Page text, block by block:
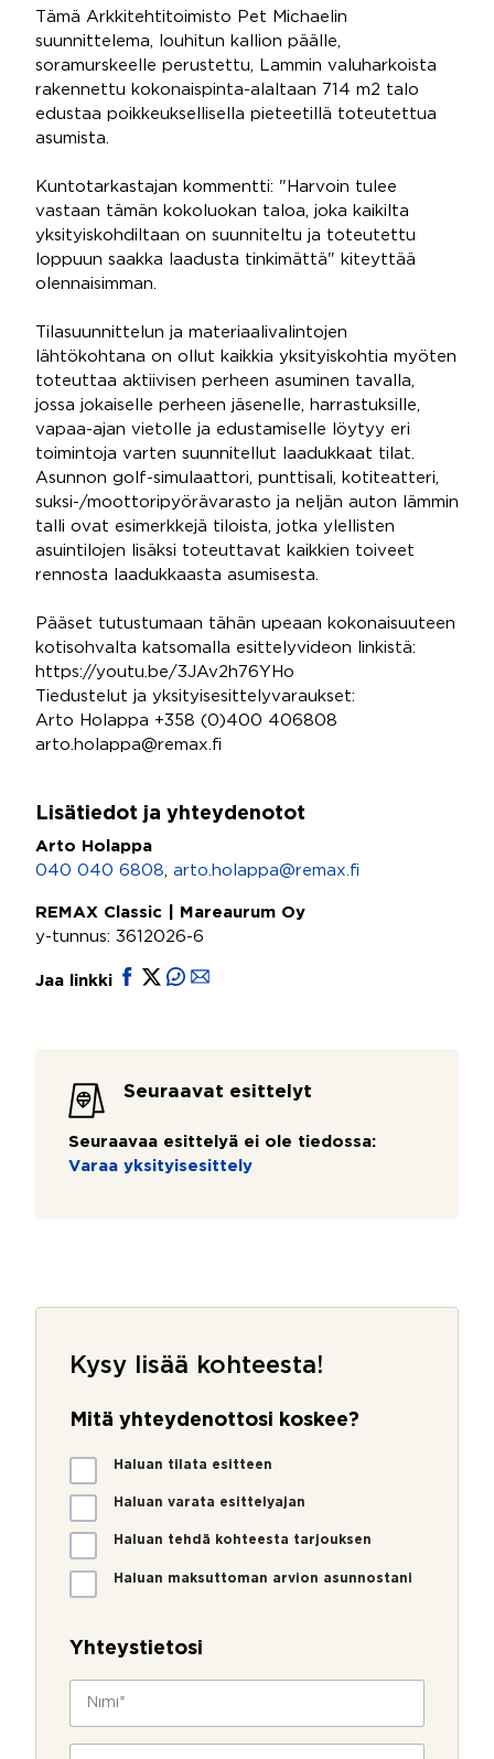
Tämä Arkkitehtitoimisto Pet Michaelin
suunnittelema, louhitun kallion päälle,
soramurskeelle perustettu, Lammin valuharkoista
rakennettu kokonaispinta-alaltaan 714 m2 talo
edustaa poikkeuksellisella pieteetillä toteutettua
asumista.
Kuntotarkastajan kommentti: "Harvoin tulee
vastaan tämän kokoluokan taloa, joka kaikilta
yksityiskohdiltaan on suunniteltu ja toteutettu
loppuun saakka laadusta tinkimättä" kiteyttää
olennaisimman.
Tilasuunnittelun ja materiaalivalintojen
lähtökohtana on ollut kaikkia yksityiskohtia myöten
toteuttaa aktiivisen perheen asuminen tavalla,
jossa jokaiselle perheen jäsenelle, harrastuksille,
vapaa-ajan vietolle ja edustamiselle löytyy eri
toimintoja varten suunnitellut laadukkaat tilat.
Asunnon golf-simulaattori, punttisali, kotiteatteri,
suksi-/moottoripyörävarasto ja neljän auton lämmin
talli ovat esimerkkejä tiloista, jotka ylellisten
asuintilojen lisäksi toteuttavat kaikkien toiveet
rennosta laadukkaasta asumisesta.
Pääset tutustumaan tähän upeaan kokonaisuuteen
kotisohvalta katsomalla esittelyvideon linkistä:
https://youtu.be/3JAv2h76YHo
Tiedustelut ja yksityisesittelyvaraukset:
Arto Holappa +358 (0)400 406808
arto.holappa@remax.fi
Lisätiedot ja yhteydenotot
Arto Holappa
040 040 6808
arto.holappa@remax.fi
REMAX Classic | Mareaurum Oy
y-tunnus: 3612026-6
Jaa linkki
Seuraavat esittelyt
Seuraavaa esittelyä ei ole tiedossa:
Varaa yksityisesittely
Kysy lisää kohteesta!
Mitä yhteydenottosi koskee?
M
i
ä
d
Haluan tilata esitteen
Haluan varata esittelyajan
Haluan tehdä kohteesta tarjouksen
Haluan maksuttoman arvion asunnostani
Yhteystietosi
m